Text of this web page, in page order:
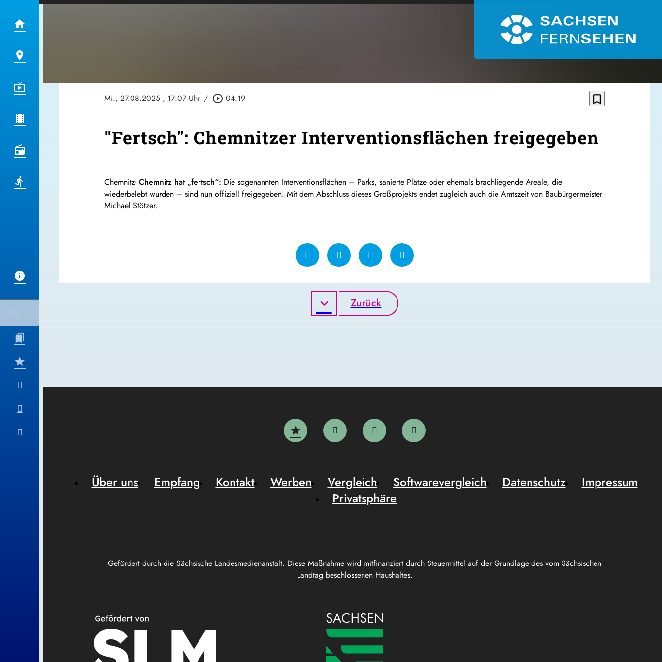
Mi., 27.08.2025 , 17:07 Uhr / play_circle_outline 04:19 bookmark_border
"Fertsch": Chemnitzer Interventionsflächen freigegeben
Chemnitz-Chemnitz hat „fertsch“: Die sogenannten Interventionsflächen – Parks, sanierte Plätze oder ehemals brachliegende Areale, die
wiederbelebt wurden – sind nun offiziell freigegeben. Mit dem Abschluss dieses Großprojekts endet zugleich auch die Amtszeit von Baubürgermeister
Michael Stötzer.
Zurück
Gefördert durch die Sächsische Landesmedienanstalt. Diese Maßnahme wird mitfinanziert durch Steuermittel auf der Grundlage des vom Sächsischen
Landtag beschlossenen Haushaltes.
Über uns Empfang Kontakt Werben Vergleich Softwarevergleich Datenschutz
Impressum
Privatsphäre